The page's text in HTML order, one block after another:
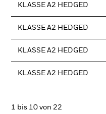
KLASSE A2 HEDGED
KLASSE A2 HEDGED
KLASSE A2 HEDGED
KLASSE A2 HEDGED
1 bis 10 von 22